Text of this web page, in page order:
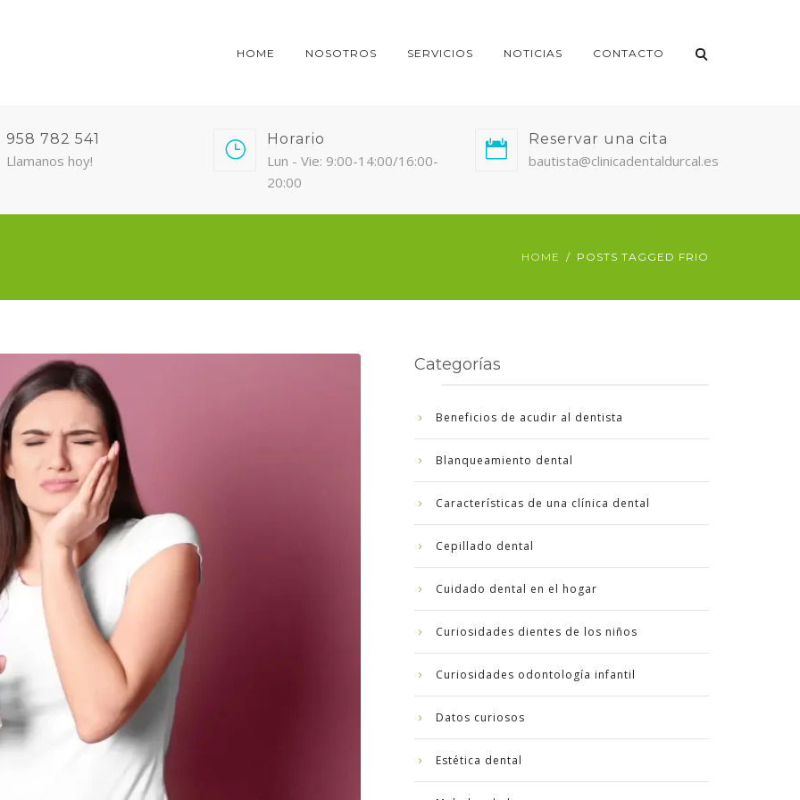
HOME NOSOTROS SERVICIOS NOTICIAS CONTACTO
958 782 541
Llamanos hoy!
Horario
Lun - Vie: 9:00-14:00/16:00-
20:00
Reservar una cita
bautista@clinicadentaldurcal.es
HOME POSTS TAGGED FRIO
Categorías
Beneficios de acudir al dentista
Blanqueamiento dental
Características de una clínica dental
Cepillado dental
Cuidado dental en el hogar
Curiosidades dientes de los niños
Curiosidades odontología infantil
Datos curiosos
Estética dental